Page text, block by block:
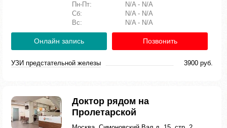
Пн-Пт:
N/A - N/A
Сб:
N/A - N/A
Вс:
N/A - N/A
Онлайн запись Позвонить
УЗИ предстательной железы 3900 руб.
Доктор рядом на
Пролетарской